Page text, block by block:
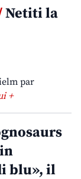
Netiti la
par
+
blu», il